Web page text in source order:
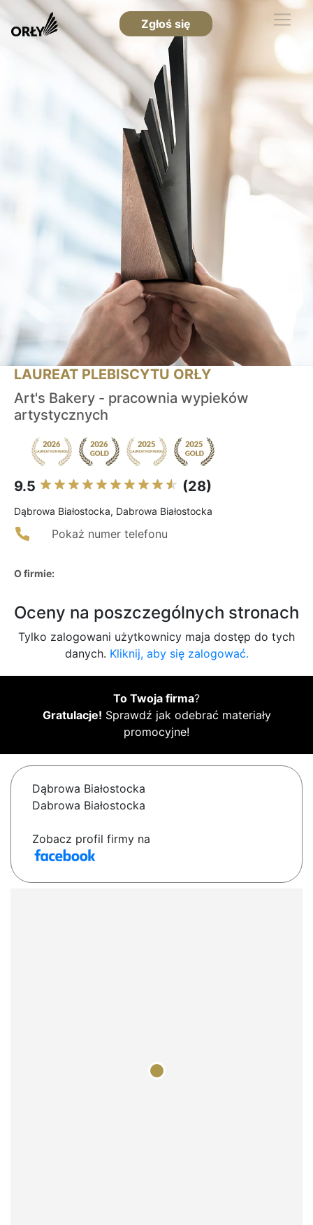
Zgłoś się
LAUREAT PLEBISCYTU ORŁY
Art's Bakery - pracownia wypieków
artystycznych
9.5 (28)
Dąbrowa Białostocka, Dabrowa Białostocka
Pokaż numer telefonu
O firmie:
Oceny na poszczególnych stronach
Tylko zalogowani użytkownicy maja dostęp do tych
danych. Kliknij, aby się zalogować.
To Twoja firma?
Gratulacje! Sprawdź jak odebrać materiały
promocyjne!
Dąbrowa Białostocka
Dabrowa Białostocka
Zobacz profil firmy na